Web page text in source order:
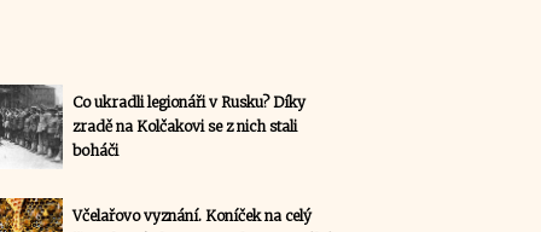
Co ukradli legionáři v Rusku? Díky
zradě na Kolčakovi se z nich stali
boháči
Včelařovo vyznání. Koníček na celý